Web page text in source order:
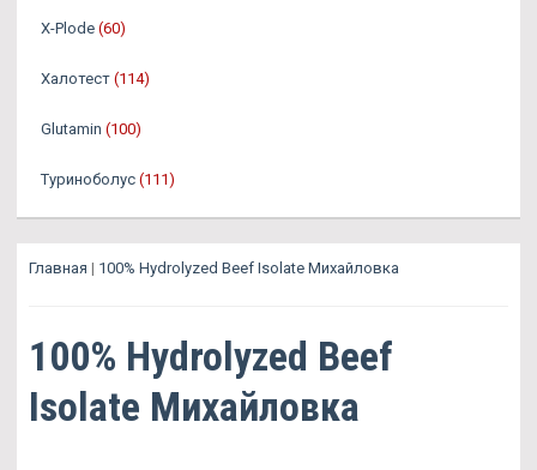
X-Plode (60)
Халотест (114)
Glutamin (100)
Туриноболус (111)
Главная | 100% Hydrolyzed Beef Isolate Михайловка
100% Hydrolyzed Beef
Isolate Михайловка